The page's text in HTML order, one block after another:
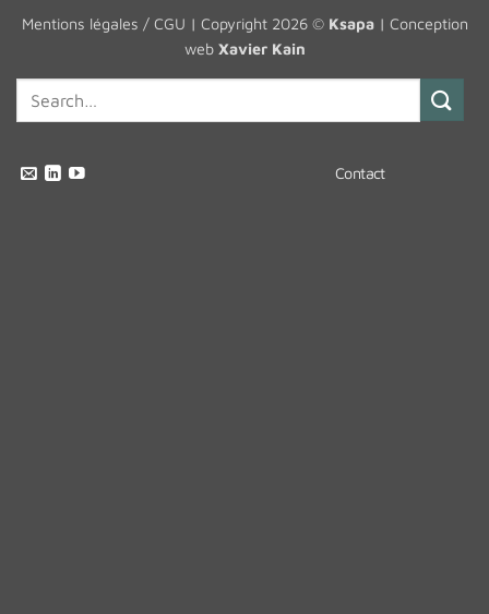
Mentions légales / CGU | Copyright 2026 © Ksapa| Conception
web Xavier Kain
Contact